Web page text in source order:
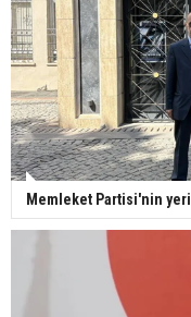
Memleket Partisi'nin